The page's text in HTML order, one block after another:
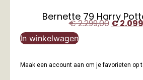
Bernette 79 Harry
€2.299,00 €
In winkelwagen
Maak een account aan om je favorieten op